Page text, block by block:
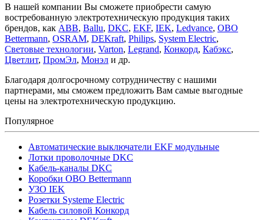
В нашей компании Вы сможете приобрести самую
востребованную электротехническую продукция таких
брендов, как ABB, Ballu, DKC, EKF, IEK, Ledvance, OBO
Bettermann, OSRAM, DEKraft, Philips, System Electric,
Световые технологии, Varton, Legrand, Конкорд, Кабэкс,
Цветлит, ПромЭл, Монэл и др.
Благодаря долгосрочному сотрудничеству с нашими
партнерами, мы сможем предложить Вам самые выгодные
цены на электротехническую продукцию.
Популярное
Автоматические выключатели EKF модульные
Лотки проволочные DKC
Кабель-каналы DKC
Коробки OBO Bettermann
УЗО IEK
Розетки Systeme Electric
Кабель силовой Конкорд